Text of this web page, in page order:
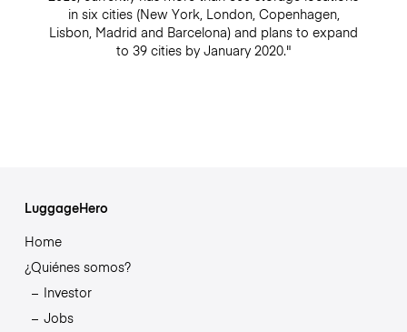
in six cities (New York, London, Copenhagen,
Lisbon, Madrid and Barcelona) and plans to expand
to 39 cities by January 2020."
LuggageHero
Home
¿Quiénes somos?
Investor
Jobs